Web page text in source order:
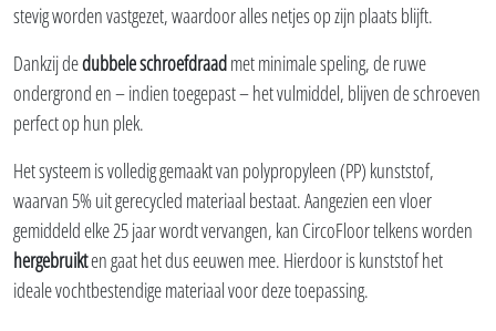
stevig worden vastgezet, waardoor alles netjes op zijn plaats blijft.
Dankzij dedubbele schroefdraadmet minimale speling, de ruwe
ondergrond en – indien toegepast – het vulmiddel, blijven de schroeven
perfect op hun plek.
Het systeem is volledig gemaakt van polypropyleen (PP) kunststof,
waarvan 5% uit gerecycled materiaal bestaat. Aangezien een vloer
gemiddeld elke 25 jaar wordt vervangen, kan CircoFloor telkens worden
hergebruikten gaat het dus eeuwen mee. Hierdoor is kunststof het
ideale vochtbestendige materiaal voor deze toepassing.